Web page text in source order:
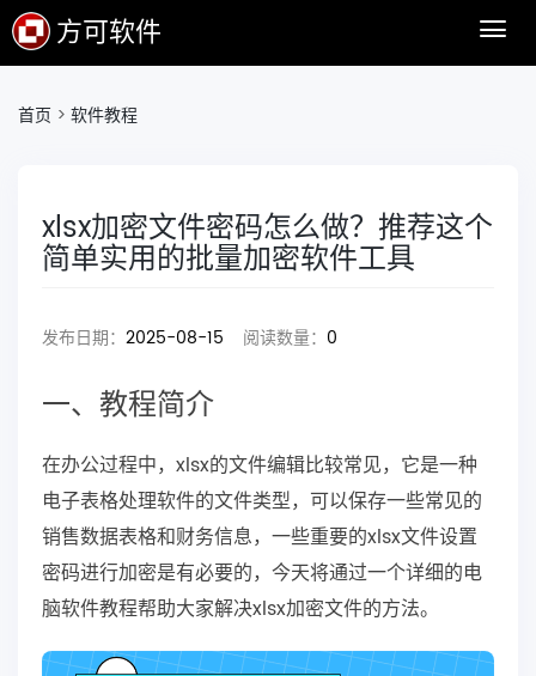
方可软件
首页 > 软件教程
xlsx加密文件密码怎么做？推荐这个
简单实用的批量加密软件工具
发布日期： 2025-08-15 阅读数量： 0
一、教程简介
在办公过程中，xlsx的文件编辑比较常见，它是一种
电子表格处理软件的文件类型，可以保存一些常见的
销售数据表格和财务信息，一些重要的xlsx文件设置
密码进行加密是有必要的，今天将通过一个详细的电
脑软件教程帮助大家解决xlsx加密文件的方法。